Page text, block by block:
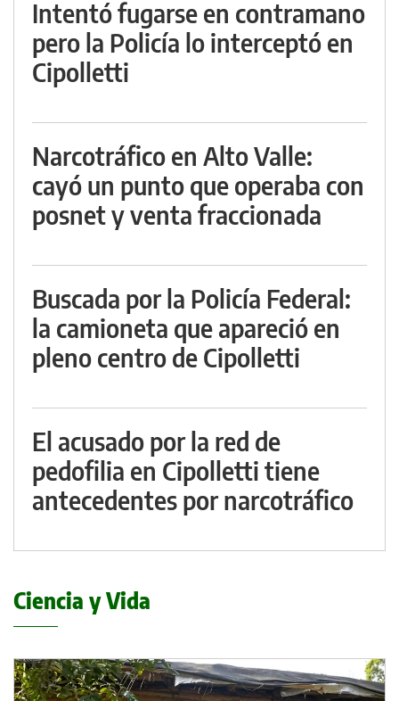
Intentó fugarse en contramano
pero la Policía lo interceptó en
Cipolletti
Narcotráfico en Alto Valle:
cayó un punto que operaba con
posnet y venta fraccionada
Buscada por la Policía Federal:
la camioneta que apareció en
pleno centro de Cipolletti
El acusado por la red de
pedofilia en Cipolletti tiene
antecedentes por narcotráfico
Ciencia y Vida